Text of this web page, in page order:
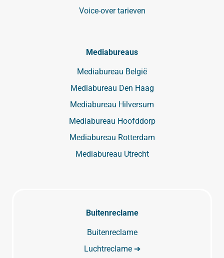
Voice-over tarieven
Mediabureaus
Mediabureau België
Mediabureau Den Haag
Mediabureau Hilversum
Mediabureau Hoofddorp
Mediabureau Rotterdam
Mediabureau Utrecht
Buitenreclame
Buitenreclame
Luchtreclame ➔